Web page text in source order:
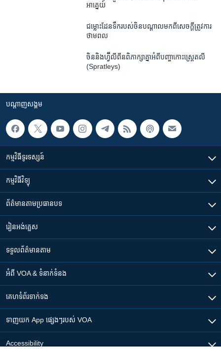
អាគ្នេយ៍
ជម្លោះ​ដែនទឹក​របស់​ចិន​បណ្តាល​មកពី​សេចក្តី​ត្រូវការ​
ថាម​ពល
ចិន​និង​ហ្វ៊ីលីពីន​ពិភាក្សា​គ្នា​អំពី​បញ្ហា​កោះ​ស្ព្រេតលី
(Spratleys) ​
បណ្តាញ​សង្គម
កម្មវិធី​ទូរទស្សន៍
កម្មវិធី​វិទ្យុ
ព័ត៌មាន​តាមប្រធានបទ​
រៀន​​អង់គ្លេស
ទទួល​ព័ត៌មាន​តាម
អំពី​ VOA & ទំនាក់ទំនង
គេហទំព័រ​​ទាក់ទង
ទាញយក​ App ផ្សេងៗ​របស់​ VOA
Accessibility